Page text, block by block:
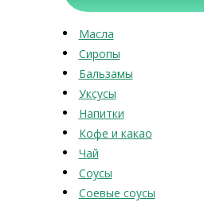
Масла
Сиропы
Бальзамы
Уксусы
Напитки
Кофе и какао
Чай
Соусы
Соевые соусы